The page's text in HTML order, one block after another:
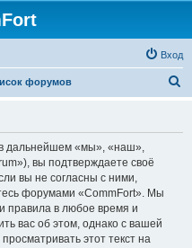
Вход
форумов
дальнейшем «мы», «наш»,
вы подтверждаете своё
вы не согласны с ними,
форумами «CommFort». Мы
правила в любое время и
вас об этом, однако с вашей
этот текст на